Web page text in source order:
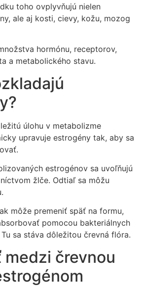
toho ovplyvňujú nielen
ale aj kosti, cievy, kožu, mozog
hormónu, receptorov,
a metabolického stavu.
úlohu v metabolizme
upravuje estrogény tak, aby sa
estrogénov sa uvoľňujú
žlče. Odtiaľ sa môžu
môže premeniť späť na formu,
pomocou bakteriálnych
sa stáva dôležitou črevná flóra.
medzi črevnou